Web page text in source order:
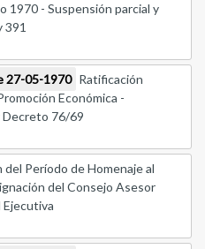
1970 - Suspensión parcial y
391
27-05-1970 Ratificación
Económica -
Decreto 76/69
del Período de Homenaje al
del Consejo Asesor
Ejecutiva